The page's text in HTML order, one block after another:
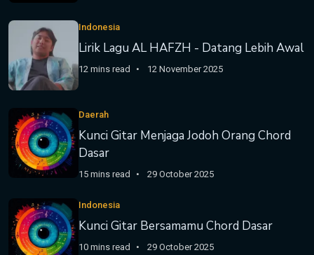
Indonesia
Lirik Lagu AL HAFZH - Datang Lebih Awal
12 mins read 12 November 2025
Daerah
Kunci Gitar Menjaga Jodoh Orang Chord
Dasar
15 mins read 29 October 2025
Indonesia
Kunci Gitar Bersamamu Chord Dasar
10 mins read 29 October 2025